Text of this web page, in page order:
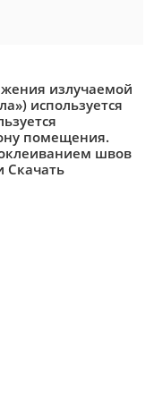
излучаемой
используется
помещения.
швов
Скачать